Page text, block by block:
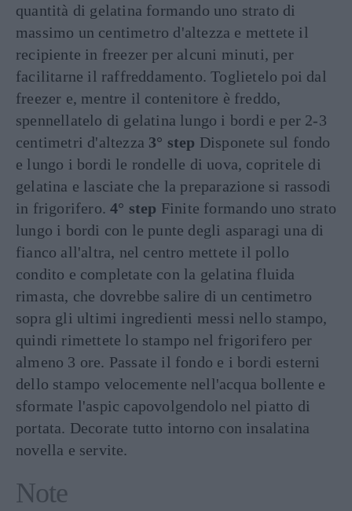
quantità di gelatina formando uno strato di
massimo un centimetro d'altezza e mettete il
recipiente in freezer per alcuni minuti, per
facilitarne il raffreddamento. Toglietelo poi dal
freezer e, mentre il contenitore è freddo,
spennellatelo di gelatina lungo i bordi e per 2-3
centimetri d'altezza 3° step Disponete sul fondo
e lungo i bordi le rondelle di uova, copritele di
gelatina e lasciate che la preparazione si rassodi
in frigorifero.4° step Finite formando uno strato
lungo i bordi con le punte degli asparagi una di
fianco all'altra, nel centro mettete il pollo
condito e completate con la gelatina fluida
rimasta, che dovrebbe salire di un centimetro
sopra gli ultimi ingredienti messi nello stampo,
quindi rimettete lo stampo nel frigorifero per
almeno 3 ore. Passate il fondo e i bordi esterni
dello stampo velocemente nell'acqua bollente e
sformate l'aspic capovolgendolo nel piatto di
portata. Decorate tutto intorno con insalatina
novella e servite.
Note